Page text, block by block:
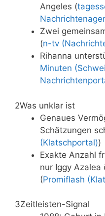
Angeles (
Zwei
(n-tv
Rihanna
Minuten
2Was unklar ist
Genaues
Schätzungen
(Klatschportal))
Exakte Anzahl
nur Iggy
(Promiflash
3Zeitleisten-Signal